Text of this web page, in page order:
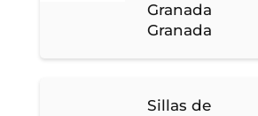
Granada
Granada
Sillas de